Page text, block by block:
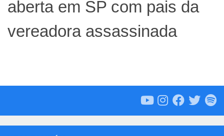
aberta em SP com pais da
vereadora assassinada